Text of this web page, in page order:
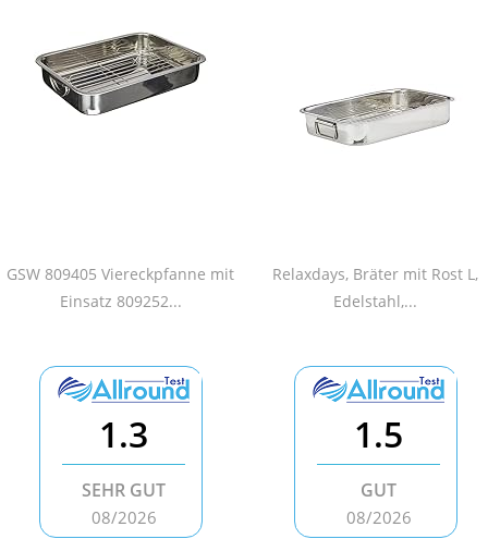
GSW 809405 Viereckpfanne mit
Einsatz 809252...
Relaxdays, Bräter mit Rost L,
Edelstahl,...
1.3
SEHR GUT
08/2026
1.5
GUT
08/2026